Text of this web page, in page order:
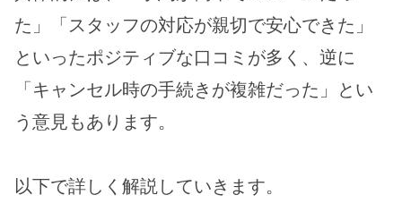
た」「スタッフの対応が親切で安心できた」
といったポジティブな口コミが多く、逆に
「キャンセル時の手続きが複雑だった」とい
う意見もあります。
以下で詳しく解説していきます。